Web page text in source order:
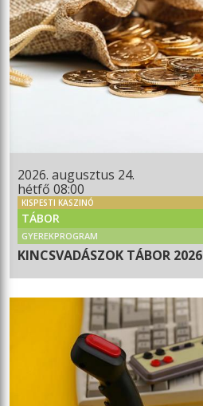
2026. augusztus 24.
hétfő 08:00
KISPESTI KASZINÓ
TÁBOR
GYEREKPROGRAM
KINCSVADÁSZOK TÁBOR 2026